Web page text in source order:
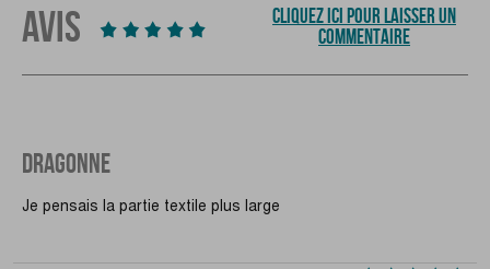
AVIS
CLIQUEZ ICI POUR LAISSER UN
COMMENTAIRE
DRAGONNE
Je pensais la partie textile plus large